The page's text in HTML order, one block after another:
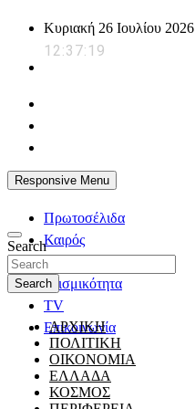
Κυριακή 26 Ιουλίου 2026
12:37:20
Responsive Menu
Πρωτοσέλιδα
Καιρός
Ζώδια
Σεισμικότητα
TV
Επικοινωνία
powerplayer.gr
Search
Search
ΑΡΧΙΚΗ
ΠΟΛΙΤΙΚΗ
ΟΙΚΟΝΟΜΙΑ
ΕΛΛΑΔΑ
ΚΟΣΜΟΣ